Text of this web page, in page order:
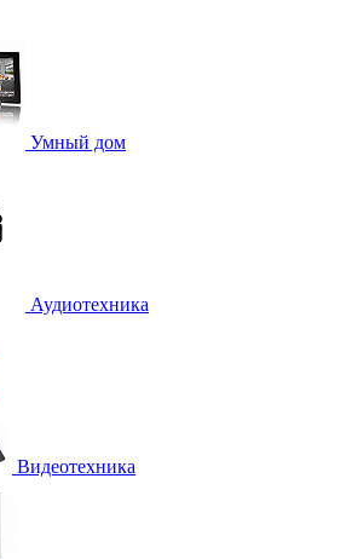
Умный дом
Аудиотехника
Видеотехника